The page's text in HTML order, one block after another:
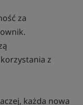
za
z
każda nowa